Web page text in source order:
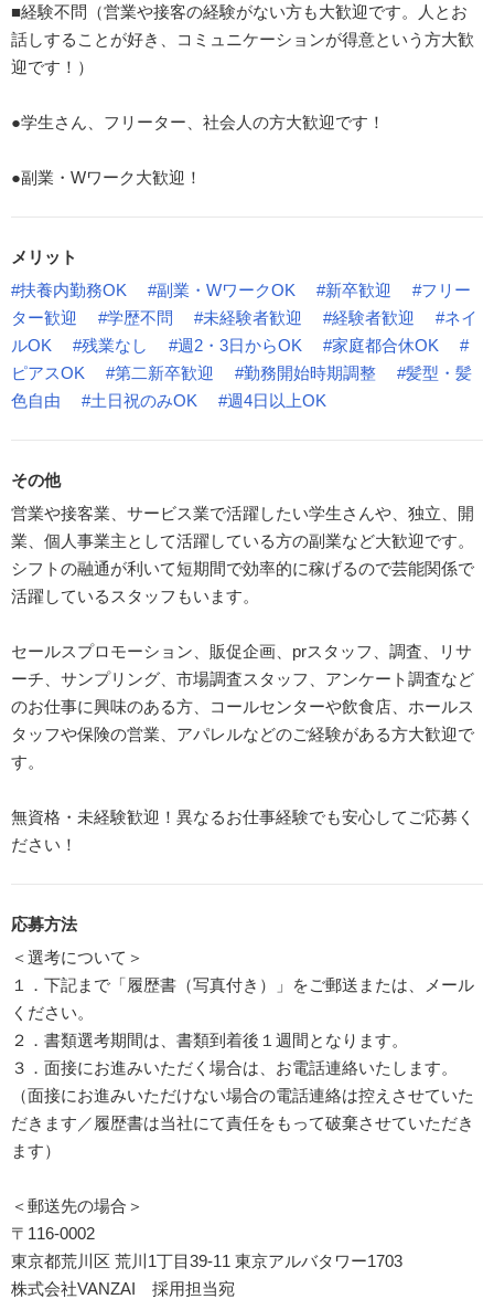
■経験不問（営業や接客の経験がない方も大歓迎です。人とお
話しすることが好き、コミュニケーションが得意という方大歓
迎です！）
●学生さん、フリーター、社会人の方大歓迎です！
●副業・Wワーク大歓迎！
メリット
#扶養内勤務OK
#副業・WワークOK #新卒歓迎
#フリー
ター歓迎
#学歴不問 #未経験者歓迎 #経験者歓迎
#ネイ
ルOK
#残業なし #週2・3日からOK #家庭都合休OK
#
ピアスOK
#第二新卒歓迎 #勤務開始時期調整
#髪型・髪
色自由
#土日祝のみOK #週4日以上OK
その他
営業や接客業、サービス業で活躍したい学生さんや、独立、開
業、個人事業主として活躍している方の副業など大歓迎です。
シフトの融通が利いて短期間で効率的に稼げるので芸能関係で
活躍しているスタッフもいます。
セールスプロモーション、販促企画、prスタッフ、調査、リサ
ーチ、サンプリング、市場調査スタッフ、アンケート調査など
のお仕事に興味のある方、コールセンターや飲食店、ホールス
タッフや保険の営業、アパレルなどのご経験がある方大歓迎で
す。
無資格・未経験歓迎！異なるお仕事経験でも安心してご応募く
ださい！
応募方法
＜選考について＞
１．下記まで「履歴書（写真付き）」をご郵送または、メール
ください。
２．書類選考期間は、書類到着後１週間となります。
３．面接にお進みいただく場合は、お電話連絡いたします。
（面接にお進みいただけない場合の電話連絡は控えさせていた
だきます／履歴書は当社にて責任をもって破棄させていただき
ます）
＜郵送先の場合＞
〒116-0002
東京都荒川区 荒川1丁目39-11 東京アルバタワー1703
株式会社VANZAI 採用担当宛